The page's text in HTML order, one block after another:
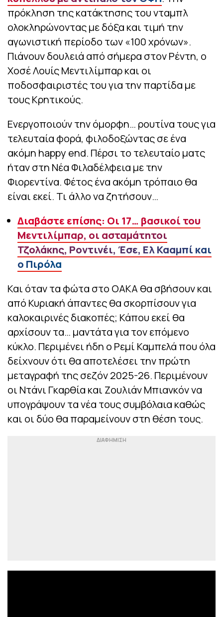
πρόκληση της κατάκτησης του νταμπλ
ολοκληρώνοντας με δόξα και τιμή την
αγωνιστική περίοδο των «100 χρόνων».
Πιάνουν δουλειά από σήμερα στον Ρέντη, ο
Χοσέ Λουίς Μεντιλίμπαρ και οι
ποδοσφαιριστές του για την παρτίδα με
τους Κρητικούς.
Ενεργοποιούν την όμορφη… ρουτίνα τους για
τελευταία φορά, φιλοδοξώντας σε ένα
ακόμη happy end. Πέρσι το τελευταίο ματς
ήταν στη Νέα Φιλαδέλφεια με την
Φιορεντίνα. Φέτος ένα ακόμη τρόπαιο θα
είναι εκεί. Τι άλλο να ζητήσουν…
Διαβάστε επίσης: Οι 17… βασικοί του
Μεντιλίμπαρ, οι ασταμάτητοι
Τζολάκης, Ροντινέι, Έσε, Ελ Κααμπί και
ο Πιρόλα
Και όταν τα φώτα στο ΟΑΚΑ θα σβήσουν και
από Κυριακή άπαντες θα σκορπίσουν για
καλοκαιρινές διακοπές; Κάπου εκεί θα
αρχίσουν τα… μαντάτα για τον επόμενο
κύκλο. Περιμένει ήδη ο Ρεμί Καμπελά που όλα
δείχνουν ότι θα αποτελέσει την πρώτη
μεταγραφή της σεζόν 2025-26. Περιμένουν
οι Ντάνι Γκαρθία και Ζουλιάν Μπιανκόν να
υπογράψουν τα νέα τους συμβόλαια καθώς
και οι δύο θα παραμείνουν στη θέση τους.